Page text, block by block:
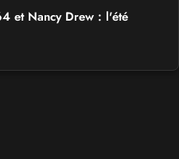
et Nancy Drew : l'été